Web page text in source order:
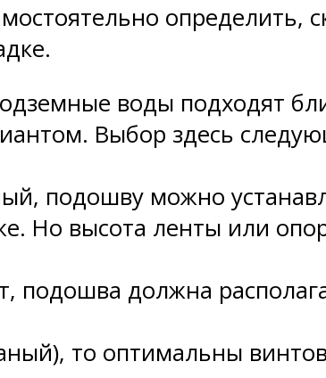
определить,
воды подходят
Выбор здесь
подошву можно
Но высота ленты или
подошва должна
то оптимальны